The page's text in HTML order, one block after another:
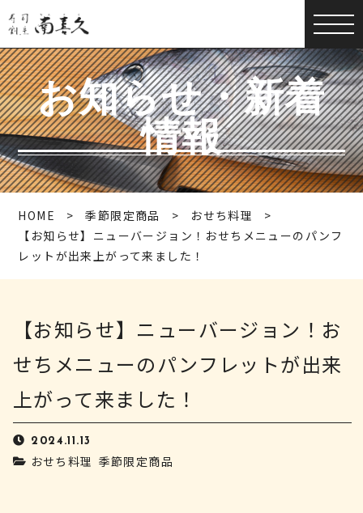
お知らせ・新着
情報
HOME 季節限定商品
おせち料理
【お知らせ】ニューバージョン！おせちメニューのパンフ
レットが出来上がって来ました！
【お知らせ】ニューバージョン！お
せちメニューのパンフレットが出来
上がって来ました！
2024.11.13
おせち料理 季節限定商品